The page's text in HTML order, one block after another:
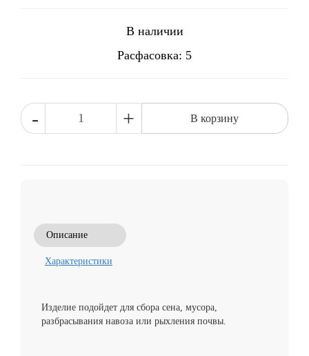
В наличии
Расфасовка: 5
- + В корзину
Описание
Характеристики
Изделие подойдет для сбора сена, мусора,
разбрасывания навоза или рыхления почвы.